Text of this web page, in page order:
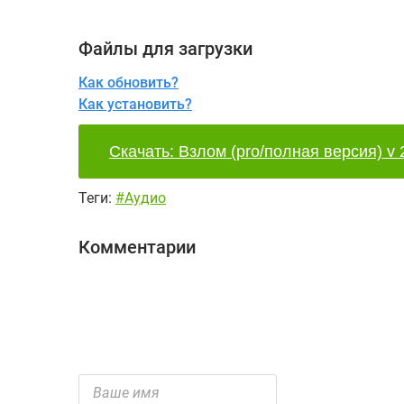
Файлы для загрузки
Как обновить?
Как установить?
Скачать: Взлом (pro/полная версия) v
Теги: #Аудио
Комментарии